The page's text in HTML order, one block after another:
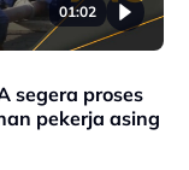
01:02
segera proses
pekerja asing